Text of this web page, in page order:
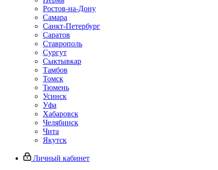
Ростов-на-Дону
Самара
Санкт-Петербург
Саратов
Ставрополь
Сургут
Сыктывкар
Тамбов
Томск
Тюмень
Усинск
Уфа
Хабаровск
Челябинск
Чита
Якутск
Личный кабинет